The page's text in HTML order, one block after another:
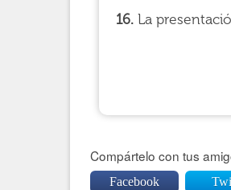
16.La
Compártelo con tus
Facebook